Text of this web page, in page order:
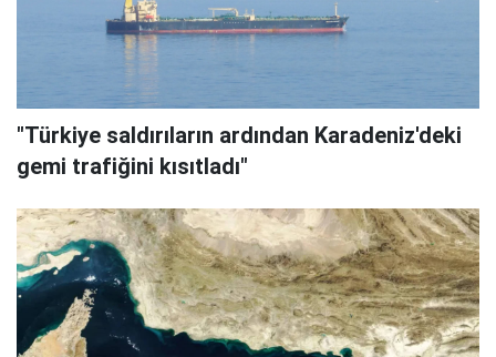
"Türkiye saldırıların ardından Karadeniz'deki
gemi trafiğini kısıtladı"